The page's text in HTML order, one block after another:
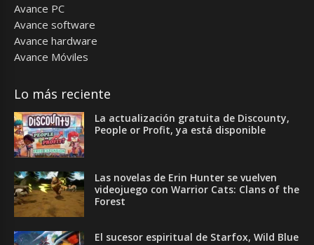
Avance PC
Avance software
Avance hardware
Avance Móviles
Lo más reciente
La actualización gratuita de Discounty,
People or Profit, ya está disponible
Las novelas de Erin Hunter se vuelven
videojuego con Warrior Cats: Clans of the
Forest
El sucesor espiritual de Starfox, Wild Blue